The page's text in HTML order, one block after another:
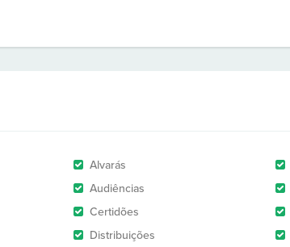
Alvarás
Audiências
Certidões
Distribuições